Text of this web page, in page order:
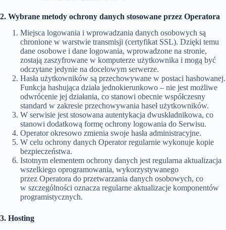
2. Wybrane metody ochrony danych stosowane przez Operatora
Miejsca logowania i wprowadzania danych osobowych są
chronione w warstwie transmisji (certyfikat SSL). Dzięki temu
dane osobowe i dane logowania, wprowadzone na stronie,
zostają zaszyfrowane w komputerze użytkownika i mogą być
odczytane jedynie na docelowym serwerze.
Hasła użytkowników są przechowywane w postaci hashowanej.
Funkcja hashująca działa jednokierunkowo – nie jest możliwe
odwrócenie jej działania, co stanowi obecnie współczesny
standard w zakresie przechowywania haseł użytkowników.
W serwisie jest stosowana autentykacja dwuskładnikowa, co
stanowi dodatkową formę ochrony logowania do Serwisu.
Operator okresowo zmienia swoje hasła administracyjne.
W celu ochrony danych Operator regularnie wykonuje kopie
bezpieczeństwa.
Istotnym elementem ochrony danych jest regularna aktualizacja
wszelkiego oprogramowania, wykorzystywanego
przez Operatora do przetwarzania danych osobowych, co
w szczególności oznacza regularne aktualizacje komponentów
programistycznych.
3. Hosting